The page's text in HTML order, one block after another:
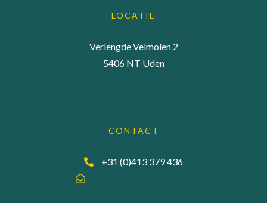
LOCATIE
Verlengde Velmolen 2
5406 NT Uden
CONTACT
+31 (0)413 379 436